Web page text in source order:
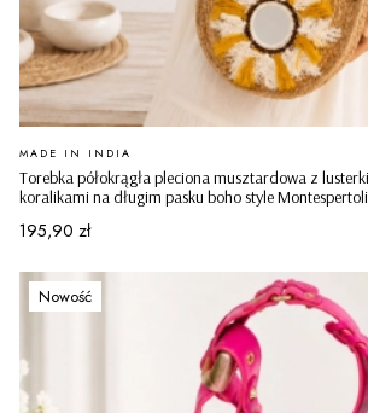
Torebka półokrągła pleciona musztardowa z lusterkiem chwostami i
koralikami na długim pasku boho style Montespertoli
PRODUCENT
MADE IN INDIA
Cena
195,90 zł
Nowość